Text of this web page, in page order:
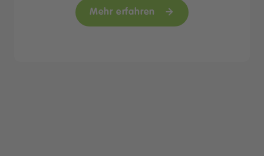
Mehr erfahren